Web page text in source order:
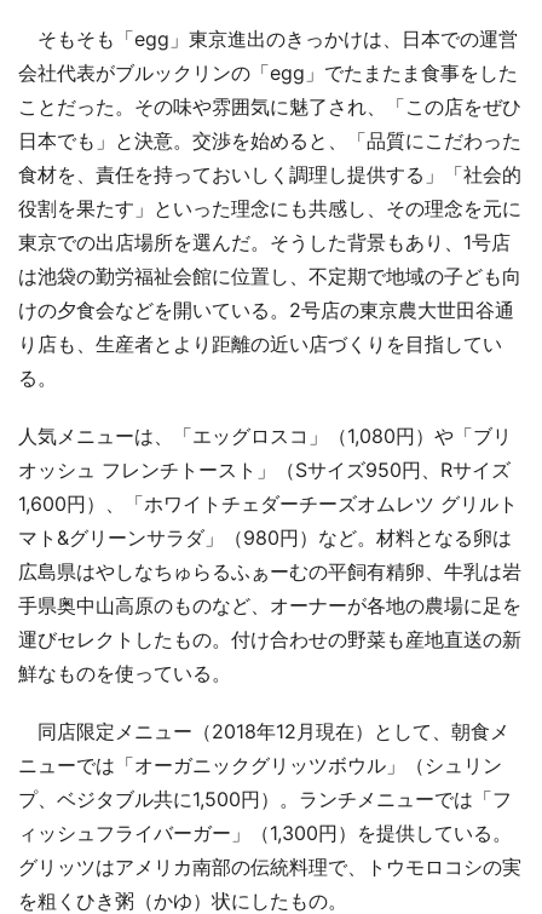
そもそも「egg」東京進出のきっかけは、日本での運営
会社代表がブルックリンの「egg」でたまたま食事をした
ことだった。その味や雰囲気に魅了され、「この店をぜひ
日本でも」と決意。交渉を始めると、「品質にこだわった
食材を、責任を持っておいしく調理し提供する」「社会的
役割を果たす」といった理念にも共感し、その理念を元に
東京での出店場所を選んだ。そうした背景もあり、1号店
は池袋の勤労福祉会館に位置し、不定期で地域の子ども向
けの夕食会などを開いている。2号店の東京農大世田谷通
り店も、生産者とより距離の近い店づくりを目指してい
る。
人気メニューは、「エッグロスコ」（1,080円）や「ブリ
オッシュ フレンチトースト」（Sサイズ950円、Rサイズ
1,600円）、「ホワイトチェダーチーズオムレツ グリルト
マト&グリーンサラダ」（980円）など。材料となる卵は
広島県はやしなちゅらるふぁーむの平飼有精卵、牛乳は岩
手県奥中山高原のものなど、オーナーが各地の農場に足を
運びセレクトしたもの。付け合わせの野菜も産地直送の新
鮮なものを使っている。
同店限定メニュー（2018年12月現在）として、朝食メ
ニューでは「オーガニックグリッツボウル」（シュリン
プ、ベジタブル共に1,500円）。ランチメニューでは「フ
ィッシュフライバーガー」（1,300円）を提供している。
グリッツはアメリカ南部の伝統料理で、トウモロコシの実
を粗くひき粥（かゆ）状にしたもの。